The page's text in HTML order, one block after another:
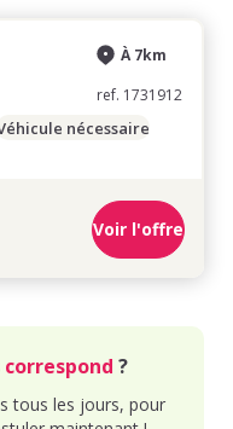
À 7km
ref. 1731912
nécessaire
Voir l'offre
correspond ?
tous les jours, pour